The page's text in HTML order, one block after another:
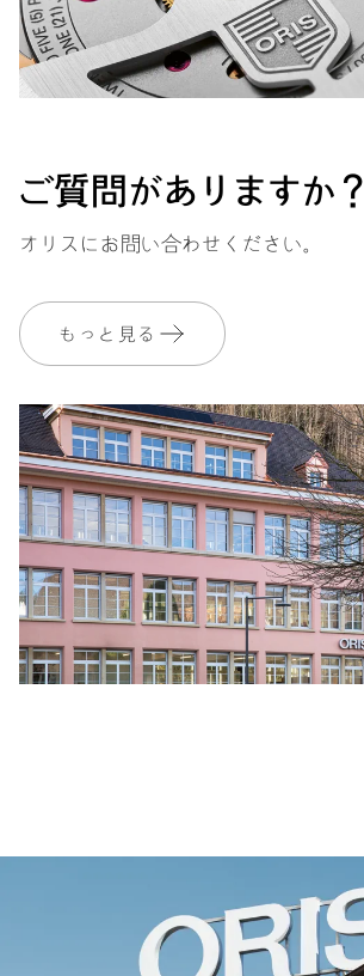
ご質問がありますか？
オリスにお問い合わせください。
もっと見る